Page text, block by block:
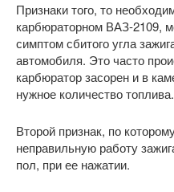
Признаки того, то
карбюраторном ВАЗ-2109,
симптом сбитого угла
автомобиля. Это часто
карбюратор засорен и в
нужное количество топлива.
Второй признак, по
неправильную работу
пол, при ее нажатии.